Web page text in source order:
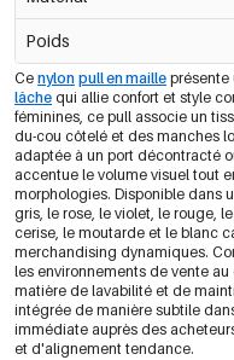
Noir/L/XL
0605302-011 LXL
Violet/S/M
0605302-601 SM
Violet/L/XL
0605302-601 LXL
Poids
Ce nylon pull en maille présente
lâche qui allie confort et style
féminines, ce pull associe un
du-cou côtelé et des manches
adaptée à un port décontracté
accentue le volume visuel tout
morphologies. Disponible dans
gris, le rose, le violet, le rouge,
cerise, le moutarde et le blanc
merchandising dynamiques.
les environnements de vente
matière de lavabilité et de
intégrée de manière subtile
immédiate auprès des
et d'alignement tendance.